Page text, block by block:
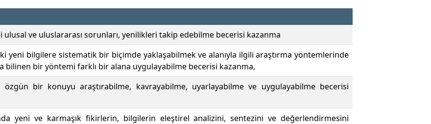
ulusal ve uluslararası sorunları, yenilikleri takip edebilme becerisi kazanma
yeni bilgilere sistematik bir biçimde yaklaşabilmek ve alanıyla ilgili araştırma yöntemlerinde
bilinen bir yöntemi farklı bir alana uygulayabilme becerisi kazanma,
özgün bir konuyu araştırabilme, kavrayabilme, uyarlayabilme ve uygulayabilme becerisi
yeni ve karmaşık fikirlerin, bilgilerin eleştirel analizini, sentezini ve değerlendirmesini